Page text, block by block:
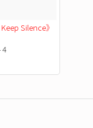
Silence》
4